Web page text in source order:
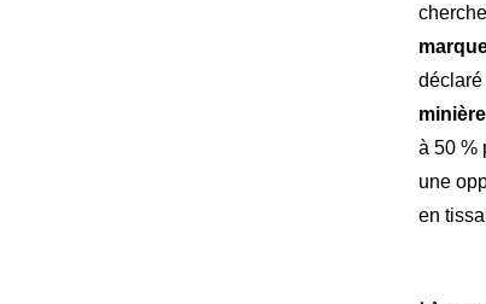
déclaré
à 50 %
une
en